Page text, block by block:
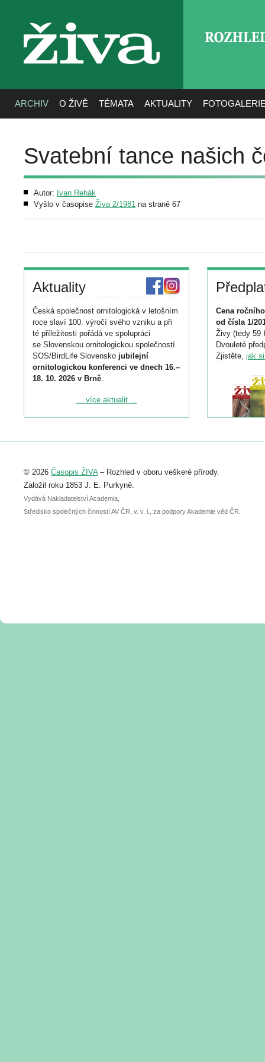
živa
ARCHIV O ŽIVĚ TÉMATA AKTUALITY
Svatební tance našich
Autor: Ivan Rehák
Vyšlo v časopise Živa 2/1981 na straně 67
Aktuality
Česká společnost ornitologická v letošním
roce slaví 100. výročí svého vzniku a při
té příležitosti pořádá ve spolupráci
se Slovenskou ornitologickou společností
SOS/BirdLife Slovensko jubilejní
ornitologickou konferenci ve dnech 16.–
18. 10. 2026 v Brně.
Podrobnější informace ke konferenci
Registrovat se můžete do 6. září.
abstraktu přihlášené přednášky nebo
posteru je už 30. června.
... více aktualit ...
Cena
od čísla 1/
Živy (tedy 59
Dvouleté
Zjistěte, jak
© 2026 Časopis ŽIVA– Rozhled v oboru veškeré přírody.
Založil roku 1853 J. E. Purkyně.
Vydává Nakladatelství Academia,
Středisko společných činností AV ČR, v. v. i., za podpory Akademie věd ČR.